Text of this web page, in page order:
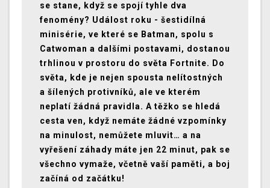
se stane, když se spojí tyhle dva
fenomény? Událost roku - šestidílná
minisérie, ve které se Batman, spolu s
Catwoman a dalšími postavami, dostanou
trhlinou v prostoru do světa Fortnite. Do
světa, kde je nejen spousta nelítostných
a šílených protivníků, ale ve kterém
neplatí žádná pravidla. A těžko se hledá
cesta ven, když nemáte žádné vzpomínky
na minulost, nemůžete mluvit… a na
vyřešení záhady máte jen 22 minut, pak se
všechno vymaže, včetně vaší paměti, a boj
začíná od začátku!